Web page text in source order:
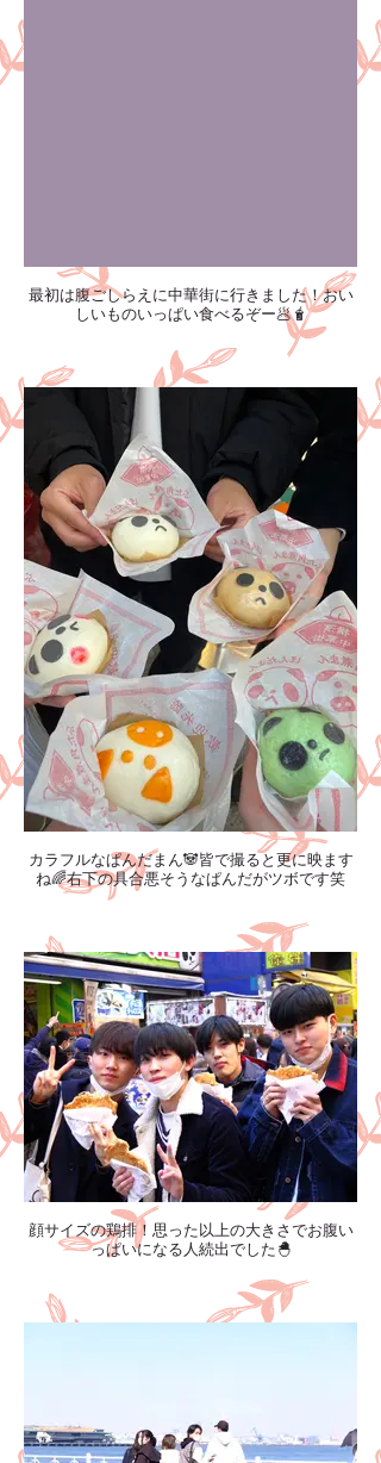
最初は腹ごしらえに中華街に行きました！おい
しいものいっぱい食べるぞー🥟🧋
カラフルなぱんだまん🐼皆で撮ると更に映ます
ね🌈右下の具合悪そうなぱんだがツボです笑
顔サイズの鶏排！思った以上の大きさでお腹い
っぱいになる人続出でした🐣